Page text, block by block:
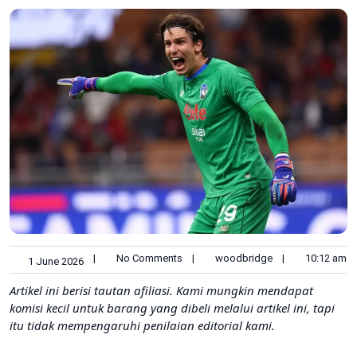
1 June 2026 | No Comments | woodbridge | 10:12 am
Artikel ini berisi tautan afiliasi. Kami mungkin mendapat
komisi kecil untuk barang yang dibeli melalui artikel ini, tapi
itu tidak mempengaruhi penilaian editorial kami.